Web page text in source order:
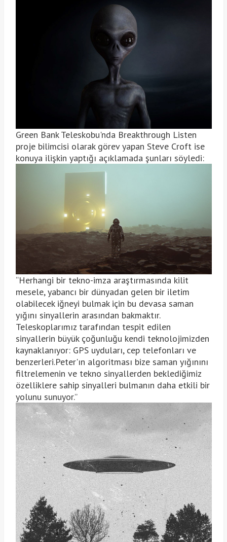
Green Bank Teleskobu'nda Breakthrough Listen
proje bilimcisi olarak görev yapan Steve Croft ise
konuya ilişkin yaptığı açıklamada şunları söyledi:
“Herhangi bir tekno-imza araştırmasında kilit
mesele, yabancı bir dünyadan gelen bir iletim
olabilecek iğneyi bulmak için bu devasa saman
yığını sinyallerin arasından bakmaktır.
Teleskoplarımız tarafından tespit edilen
sinyallerin büyük çoğunluğu kendi teknolojimizden
kaynaklanıyor: GPS uyduları, cep telefonları ve
benzerleri.Peter'ın algoritması bize saman yığınını
filtrelemenin ve tekno sinyallerden beklediğimiz
özelliklere sahip sinyalleri bulmanın daha etkili bir
yolunu sunuyor.”